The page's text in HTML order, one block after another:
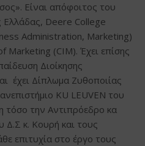
Είναι απόφοιτος του
Ελλάδας, Deere College
Administration, Marketing)
(CIM). Έχει επίσης
Διοίκησης
έχει Δίπλωμα Ζυθοποιίας
KU LEUVEN του
τόσο την Αντιπρόεδρο κα
Δ.Σ κ. Κουρή και τους
επιτυχία στο έργο τους